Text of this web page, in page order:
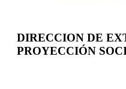
DIRECCION DE
PROYECCIÓN